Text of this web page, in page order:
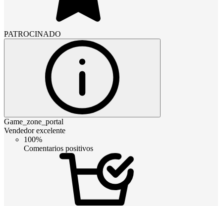
PATROCINADO
Game_zone_portal
Vendedor excelente
100%
Comentarios positivos